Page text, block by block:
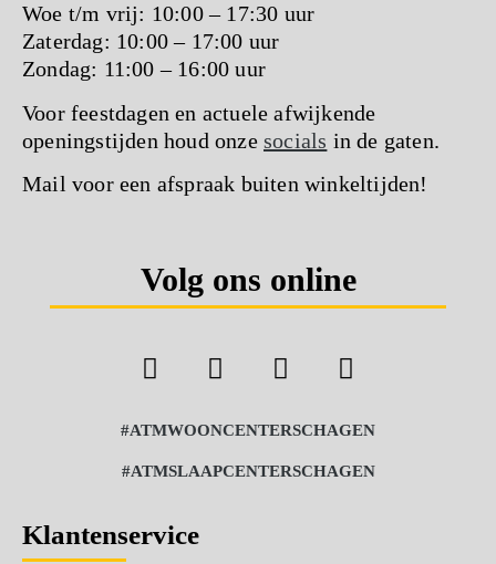
Woe t/m vrij: 10:00 – 17:30 uur
Zaterdag: 10:00 – 17:00 uur
Zondag: 11:00 – 16:00 uur
Voor feestdagen en actuele afwijkende
openingstijden houd onze socials in de gaten.
Mail voor een afspraak buiten winkeltijden!
Volg ons online
#ATMWOONCENTERSCHAGEN
#ATMSLAAPCENTERSCHAGEN
Klantenservice